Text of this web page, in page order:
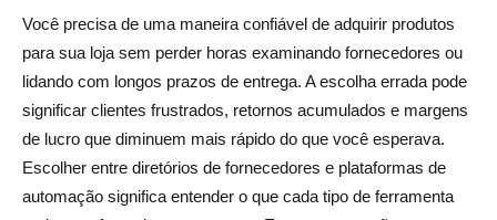
Alidrop
Posso usar o SaleHoo e o Alidrop juntos na minha loja?
Qual plataforma oferece prazos de envio mais rápidos
para os clientes?
de clientes?
Você precisa de uma maneira confiável de adquirir produtos
para sua loja sem perder horas examinando fornecedores ou
lidando com longos prazos de entrega. A escolha errada pode
significar clientes frustrados, retornos acumulados e margens
de lucro que diminuem mais rápido do que você esperava.
Escolher entre diretórios de fornecedores e plataformas de
automação significa entender o que cada tipo de ferramenta